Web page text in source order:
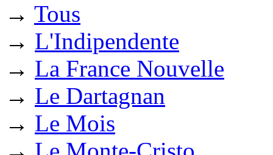
→ Tous
→ L'Indipendente
→ La France Nouvelle
→ Le Dartagnan
→ Le Mois